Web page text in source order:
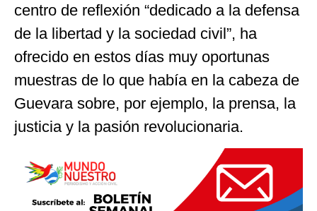
centro de reflexión “dedicado a la defensa
de la libertad y la sociedad civil”, ha
ofrecido en estos días muy oportunas
muestras de lo que había en la cabeza de
Guevara sobre, por ejemplo, la prensa, la
justicia y la pasión revolucionaria.